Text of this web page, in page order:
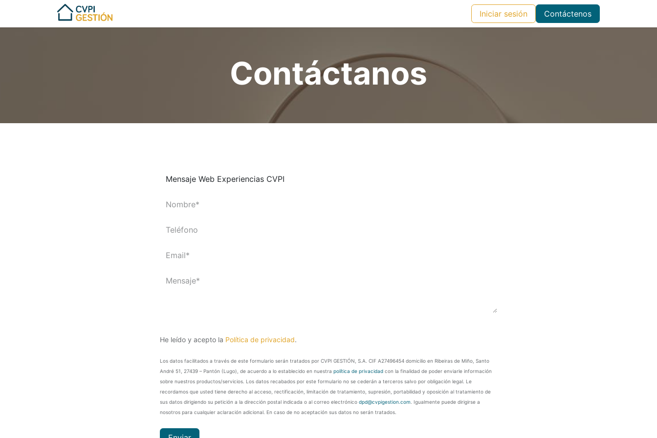
Iniciar sesión Contáctenos
Contáctanos
He leído y acepto la Política de privacidad.
Los datos facilitados a través de este formulario serán tratados por CVPI GESTIÓN, S.A. CIF A27496454 domicilio en Ribeiras de Miño, Santo
André 51, 27439 – Pantón (Lugo), de acuerdo a lo establecido en nuestra política de privacidad con la finalidad de poder enviarle información
sobre nuestros productos/servicios. Los datos recabados por este formulario no se cederán a terceros salvo por obligación legal. Le
recordamos que usted tiene derecho al acceso, rectificación, limitación de tratamiento, supresión, portabilidad y oposición al tratamiento de
sus datos dirigiendo su petición a la dirección postal indicada o al correo electrónico dpd@cvpigestion.com . Igualmente puede dirigirse a
nosotros para cualquier aclaración adicional. En caso de no aceptación sus datos no serán tratados.